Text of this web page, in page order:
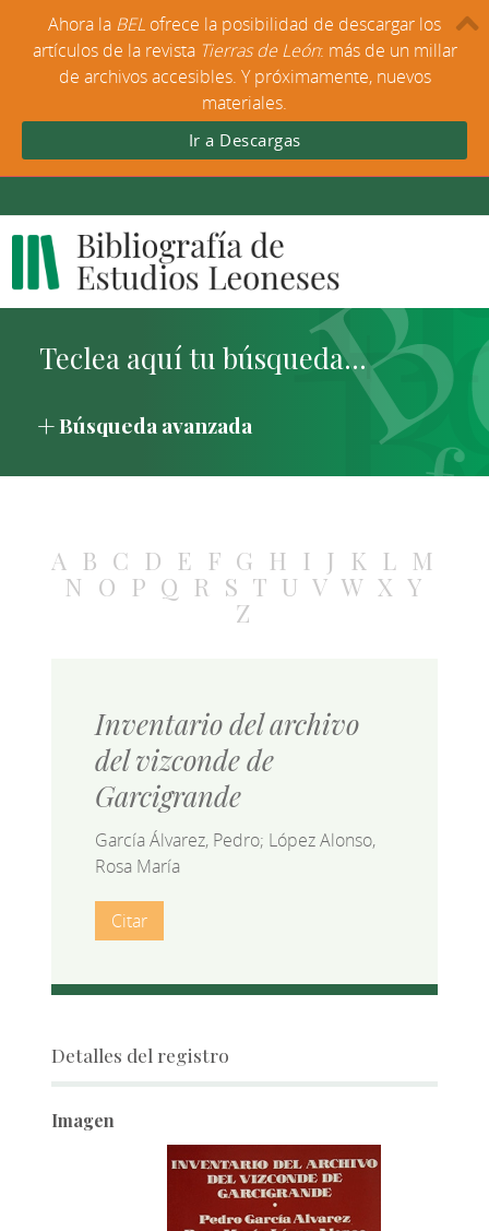
Búsqueda avanzada
A B C D E F G H I J K L M
N O P Q R S T U V W X Y
Z
Inventario del archivo
del vizconde de
Garcigrande
García Álvarez, Pedro; López Alonso,
Rosa María
Citar
Detalles del registro
Imagen
Ahora la BEL ofrece la posibilidad de descargar los
artículos de la revista Tierras de León: más de un millar
de archivos accesibles. Y próximamente, nuevos
materiales.
Ir a Descargas